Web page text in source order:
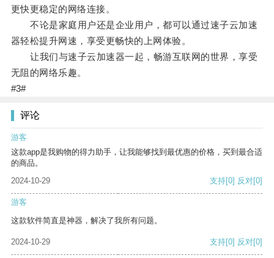
更快更稳定的网络连接。
不论是家庭用户还是企业用户，都可以通过速子云加速
器轻松提升网速，享受更畅快的上网体验。
让我们与速子云加速器一起，畅游互联网的世界，享受
无阻的网络乐趣。
#3#
评论
游客
这款app是我购物的得力助手，让我能够找到最优惠的价格，买到最合适
的商品。
2024-10-29
支持[0] 反对[0]
游客
这款软件简直是神器，解决了我所有问题。
2024-10-29 支持[0] 反对[0]